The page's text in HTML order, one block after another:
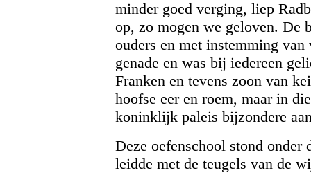
minder goed verging, liep
op, zo mogen we geloven. De
ouders en met instemming
genade en was bij iedereen
Franken en tevens zoon van
hoofse eer en roem, maar in
koninklijk paleis bijzondere
Deze oefenschool stond
leidde met de teugels van de